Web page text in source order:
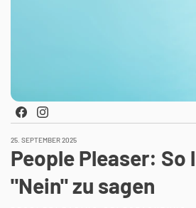
Facebook
Instagram
25. SEPTEMBER 2025
People Pleaser: So
"Nein" zu sagen